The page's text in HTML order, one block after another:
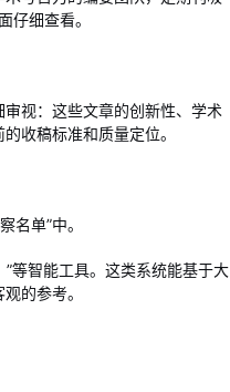
仔细查看。
视：这些文章的创新性、学术
收稿标准和质量定位。
名单”中。
等智能工具。这类系统能基于大
的参考。